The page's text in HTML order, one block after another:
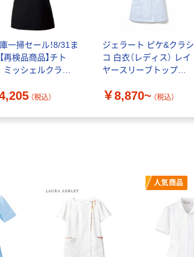
庫一掃セール！8/31ま
再検品商品】チト
ッシェルクラン
L MK-0022 1枚（わ
（税込）
ジェラート ピケ&クラシ
コ 白衣（レディス） レイ
ヤースリーブトップス
￥8,870~ （税込）
人気商品